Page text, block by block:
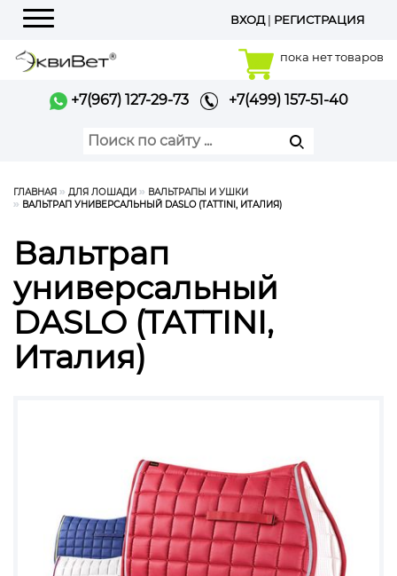
Меню
ВХОД| РЕГИСТРАЦИЯ
пока нет товаров
+7(967) 127-29-73 +7(499) 157-51-40
ГЛАВНАЯ ДЛЯ ЛОШАДИ
ВАЛЬТРАПЫ И УШКИ
ВАЛЬТРАП УНИВЕРСАЛЬНЫЙ DASLO (TATTINI, ИТАЛИЯ)
Вальтрап
универсальный
DASLO (TATTINI,
Италия)